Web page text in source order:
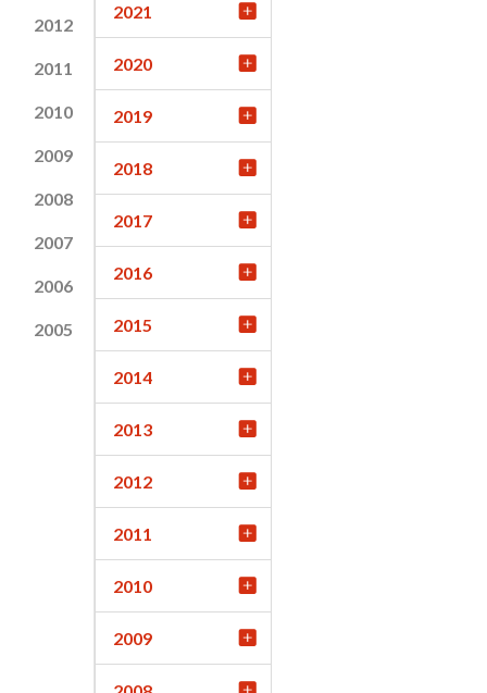
2012
2011
2010
2009
2008
2007
2006
2005
2021
2020
2019
2018
2017
2016
2015
2014
2013
2012
2011
2010
2009